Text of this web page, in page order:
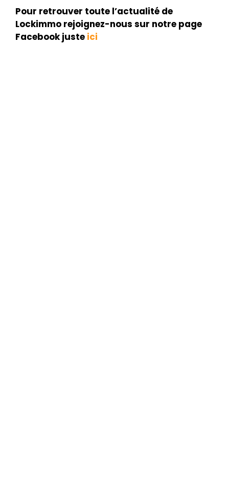
Pour retrouver toute l’actualité de
Lockimmo rejoignez-nous sur notre page
Facebook juste ici